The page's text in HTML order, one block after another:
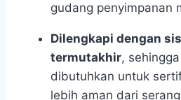
gudang penyimpanan
Dilengkapi dengan
termutakhir,
dibutuhkan untuk
lebih aman dari